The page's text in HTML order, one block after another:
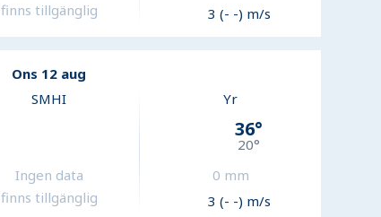
finns tillgänglig
3 (- -) m/s
Ons 12 aug
SMHI
Ingen data
finns tillgänglig
Yr
36°
20°
0 mm
3 (- -) m/s